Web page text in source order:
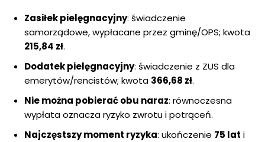
Zasiłek pielęgnacyjny: świadczenie
samorządowe, wypłacane przez gminę/OPS; kwota
215,84 zł.
Dodatek pielęgnacyjny: świadczenie z ZUS dla
emerytów/rencistów; kwota 366,68 zł.
Nie można pobierać obu naraz: równoczesna
wypłata oznacza ryzyko zwrotu i potrąceń.
Najczęstszy moment ryzyka: ukończenie 75 lat i